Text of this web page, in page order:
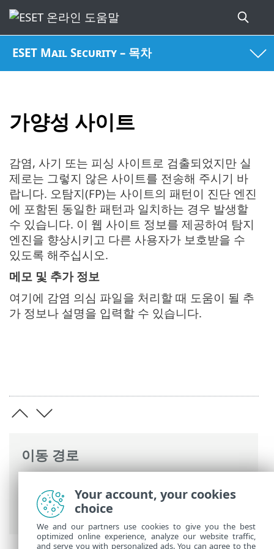
ESET Mail Security – 목차
가양성 사이트
이동 경로
명령과 함께 ESET Mail Security>도구>분
석용 샘플 전송> 가양성 사이트
감염, 사기 또는 피싱 사이트로 검출되었지만 실
제로는 그렇지 않은 사이트를 전송해 주시기 바
랍니다. 오탐지(FP)는 사이트의 패턴이 진단 엔진
에 포함된 동일한 패턴과 일치하는 경우 발생할
수 있습니다. 이 웹 사이트 정보를 제공하여 탐지
엔진을 향상시키고 다른 사용자가 보호받을 수
있도록 해주십시오.
메모 및 추가 정보
여기에 감염 의심 파일을 처리할 때 도움이 될 추
가 정보나 설명을 입력할 수 있습니다.
Your account, your cookies
choice
We and our partners use cookies to give you the best
optimized online experience, analyze our website traffic,
and serve you with personalized ads. You can agree to the